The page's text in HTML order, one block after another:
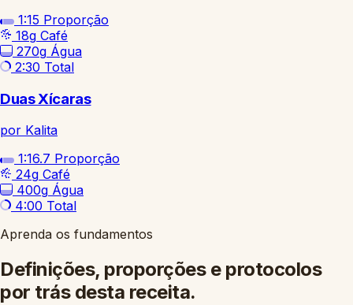
1:15 Proporção
18g Café
270g Água
2:30 Total
Duas Xícaras
por Kalita
1:16.7 Proporção
24g Café
400g Água
4:00 Total
Aprenda os fundamentos
Definições, proporções e protocolos
por trás desta receita.